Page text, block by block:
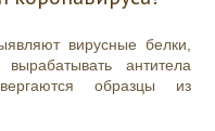
вирусные белки,
антитела
образцы из